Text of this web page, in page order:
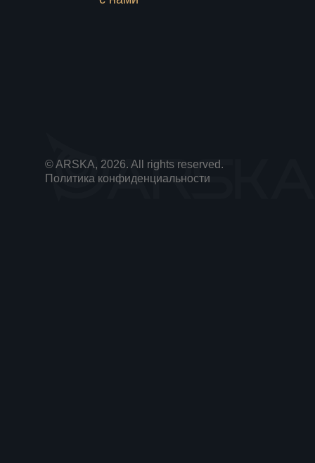
© ARSKA, 2026. All rights reserved.
Политика конфиденциальности